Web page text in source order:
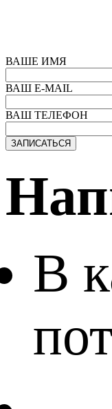
ВАШЕ ИМЯ
ВАШ E-MAIL
ВАШ ТЕЛЕФОН
В